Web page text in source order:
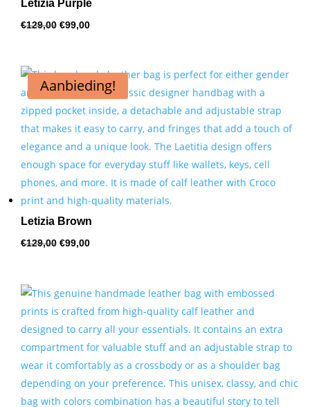
Letizia Purple
€129,00 prijs
was:
€99,00prijs
Aanbieding!
Letizia Brown
€129,00
Oorspronkelijke
prijs
was:
€99,00prijs